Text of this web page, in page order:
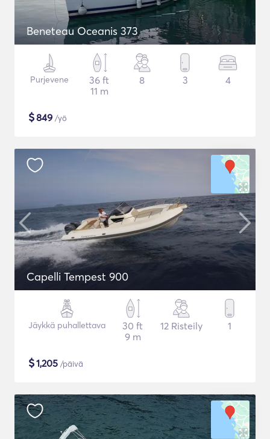
Beneteau Oceanis 373
Purjevene
36 ft
11 m
8 3 4
$849 /yö
Capelli Tempest 900
Jäykkä puhallettava
30 ft
9 m
12 Risteily 1
$1,205 /päivä